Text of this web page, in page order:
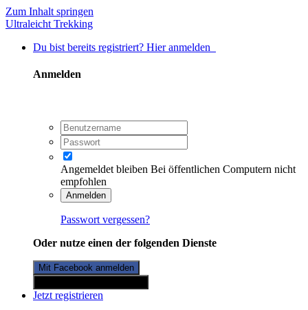
Zum Inhalt springen
Ultraleicht Trekking
Du bist bereits registriert? Hier anmelden
Anmelden
Angemeldet bleiben Bei öffentlichen Computern nicht
empfohlen
Anmelden
Passwort vergessen?
Oder nutze einen der folgenden Dienste
Mit Facebook anmelden
Jetzt registrieren